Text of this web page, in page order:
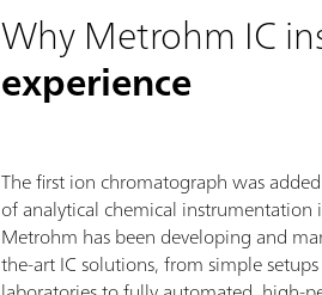
Why Metrohm IC
experience
The first ion chromatograph was
of analytical chemical instrumentation
Metrohm has been developing and
the-art IC solutions, from simple